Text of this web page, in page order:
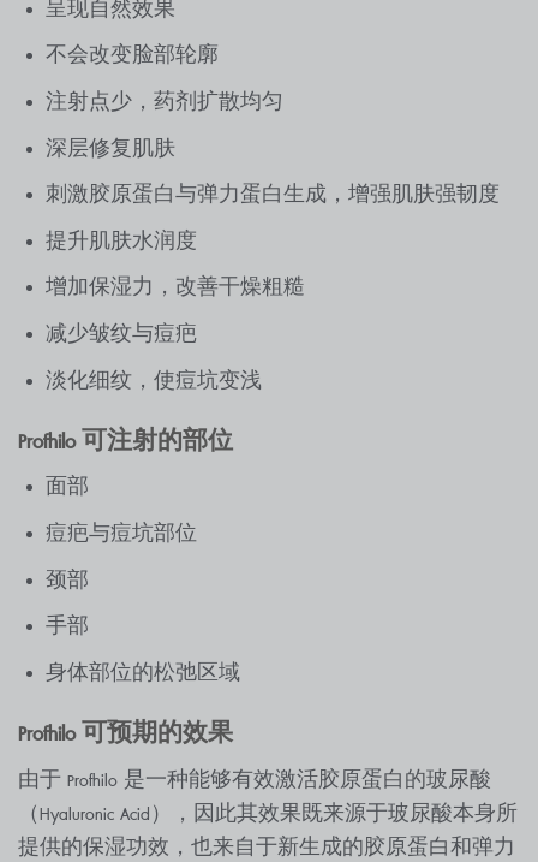
呈现自然效果
不会改变脸部轮廓
注射点少，药剂扩散均匀
深层修复肌肤
刺激胶原蛋白与弹力蛋白生成，增强肌肤强韧度
提升肌肤水润度
增加保湿力，改善干燥粗糙
减少皱纹与痘疤
淡化细纹，使痘坑变浅
Profhilo 可注射的部位
面部
痘疤与痘坑部位
颈部
手部
身体部位的松弛区域
Profhilo 可预期的效果
由于 Profhilo 是一种能够有效激活胶原蛋白的玻尿酸
（Hyaluronic Acid），因此其效果既来源于玻尿酸本身所
提供的保湿功效，也来自于新生成的胶原蛋白和弹力